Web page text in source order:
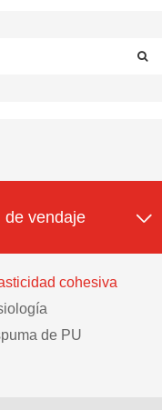
de vendaje 
cohesiva
de PU